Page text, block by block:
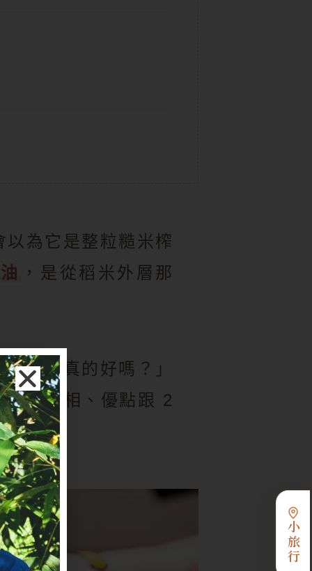
為它是整粒糙米榨
，是從稻米外層那
「這真的好嗎？」
高溫真相、優點跟 2
。
小旅行